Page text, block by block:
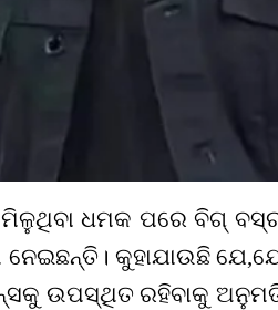
ମିଳୁଥିବା ଧମକ ପରେ ବିଗ୍‌
କୁହାଯାଉଛି
ଉପସ୍ଥିତ ରହିବାକୁ